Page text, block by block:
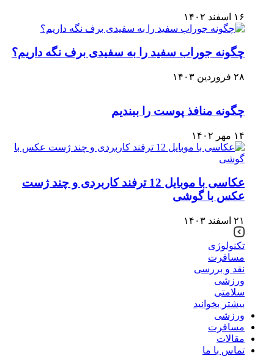
۱۶ اسفند ۱۴۰۲
چگونه جوراب سفید را به سفیدی برف نگه داریم؟
۲۸ فروردین ۱۴۰۳
چگونه منافذ پوست را ببندیم
۱۴ مهر ۱۴۰۲
عکاسی با موبایل 12 ترفند کاربردی و چند ژست
عکس با گوشی
۲۱ اسفند ۱۴۰۳
تکنولوژی
مسافرت
نقد و بررسی
ورزشی
سلامتی
بیشتر بخوانید
ورزشی
مسافرت
مقالات
تماس با ما